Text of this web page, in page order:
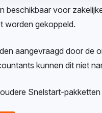
beschikbaar voor
worden gekoppeld.
aangevraagd door de
kunnen dit niet
Snelstart-